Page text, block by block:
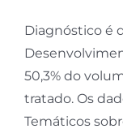
Diagnóstico é
50,3% do
tratado. Os
Temáticos